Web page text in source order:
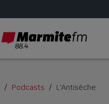
Podcasts L'Antisèche